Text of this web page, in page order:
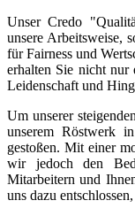
Unser Credo
unsere Arbeitsweise,
für Fairness und
erhalten Sie nicht nur
Leidenschaft und
Um unserer
unserem Röstwerk
gestoßen. Mit einer
wir jedoch den
Mitarbeitern und
uns dazu